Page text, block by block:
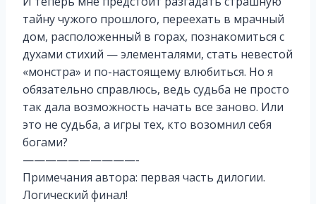
тайну чужого прошлого, переехать в мрачный
дом, расположенный в горах, познакомиться с
духами стихий — элементалями, стать невестой
«монстра» и по-настоящему влюбиться. Но я
обязательно справлюсь, ведь судьба не просто
так дала возможность начать все заново. Или
это не судьба, а игры тех, кто возомнил себя
богами?
——————————-
Примечания автора: первая часть дилогии.
Логический финал!